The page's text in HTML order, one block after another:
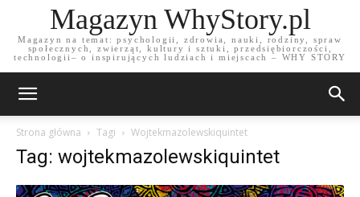
Magazyn WhyStory.pl
Magazyn na temat: psychologii, zdrowia, nauki, rodziny, spraw
społecznych, zwierząt, kultury i sztuki, przedsiębiorczości,
technologii– o inspirujących ludziach i miejscach – WHY STORY
Strona główna Tagi Wojtekmazolewskiquintet
Tag: wojtekmazolewskiquintet